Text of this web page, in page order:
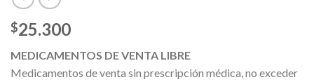
$25.300
MEDICAMENTOS DE VENTA LIBRE
Medicamentos de venta sin prescripción médica, no exceder